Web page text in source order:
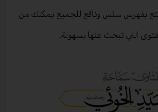
بفهرس سلس ونافع للجميع يمكنك من
التي تبحث عنها بسهولة.